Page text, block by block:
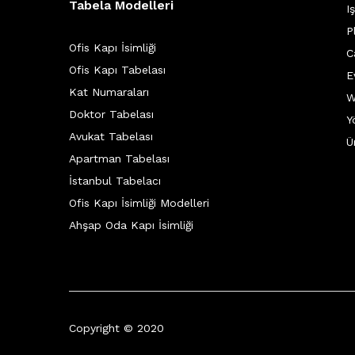
Tabela Modelleri
Ofis Kapı İsimliği
Ofis Kapı Tabelası
Kat Numaraları
Doktor Tabelası
Avukat Tabelası
Apartman Tabelası
İstanbul Tabelacı
Ofis Kapı İsimliği Modelleri
Ahşap Oda Kapı İsimliği
Copyright © 2020